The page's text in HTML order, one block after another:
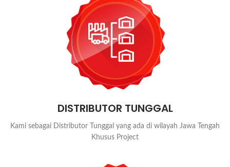
DISTRIBUTOR TUNGGAL
Kami sebagai Distributor Tunggal yang ada di wilayah Jawa Tengah
Khusus Project